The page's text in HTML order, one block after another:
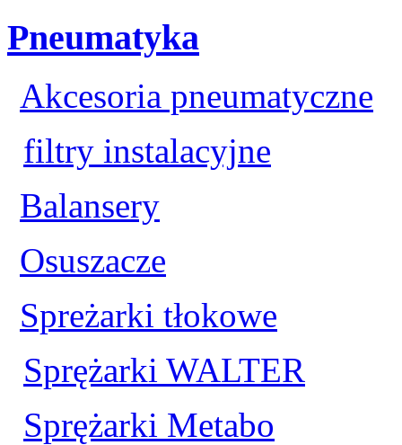
Pneumatyka
Akcesoria pneumatyczne
filtry instalacyjne
Balansery
Osuszacze
Spreżarki tłokowe
Sprężarki WALTER
Sprężarki Metabo